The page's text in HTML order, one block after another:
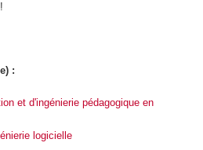
:
et d'ingénierie pédagogique en
logicielle